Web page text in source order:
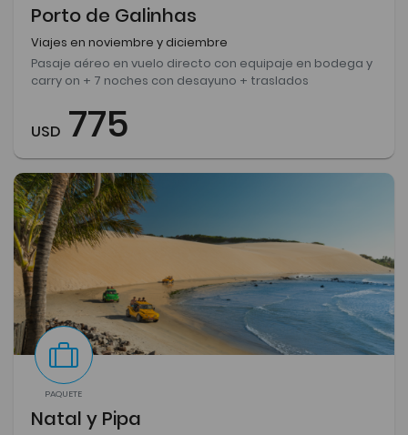
Porto de Galinhas
Viajes en noviembre y diciembre
Pasaje aéreo en vuelo directo con equipaje en bodega y
carry on + 7 noches con desayuno + traslados
USD 775
PAQUETE
Natal y Pipa